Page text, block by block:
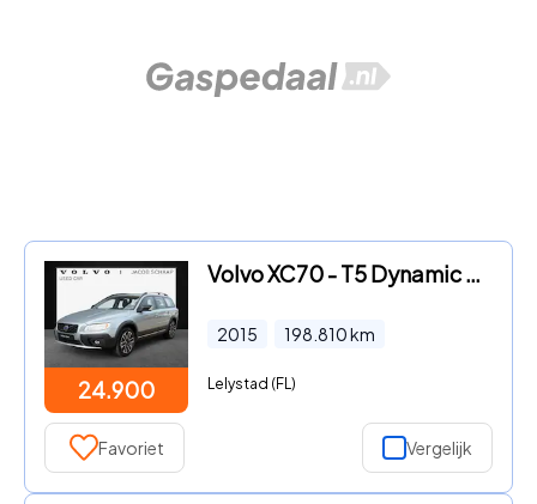
24.900
Volvo XC70 - T5 Dynamic Edition / Stoelverwarming / Cruise control / Lede
2015 198.810km
Lelystad (FL)
Favoriet Vergelijk